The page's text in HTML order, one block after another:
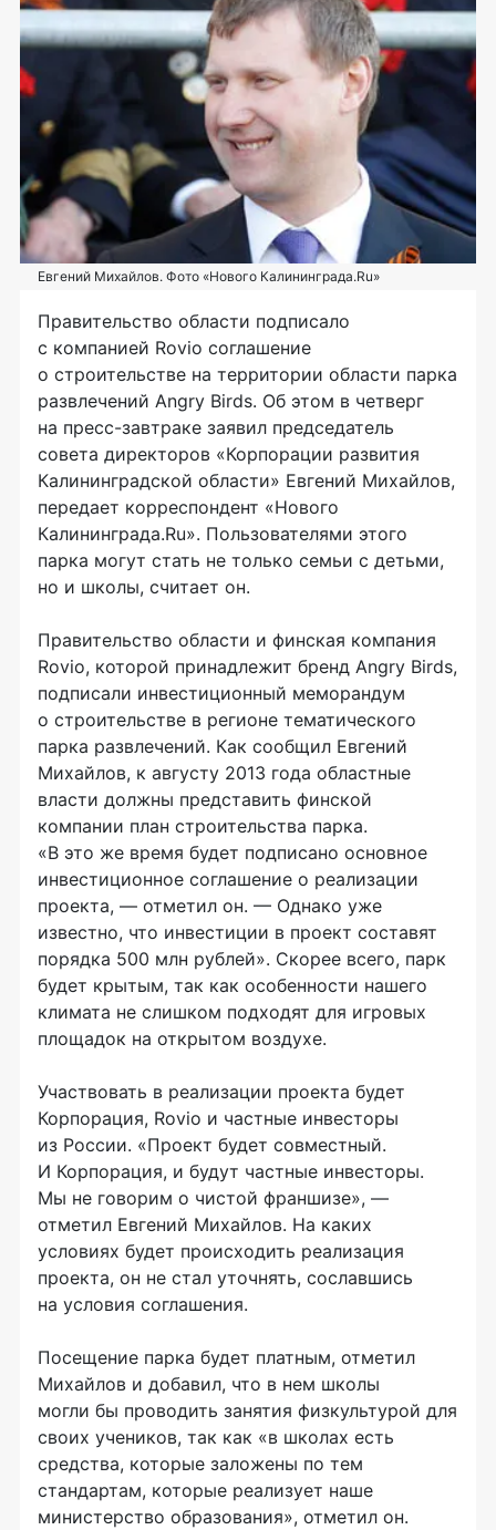
Евгений Михайлов. Фото «Нового Калининграда.Ru»
Правительство области подписало
с компанией Rovio соглашение
о строительстве на территории области парка
развлечений Angry Birds. Об этом в четверг
на пресс-завтраке заявил председатель
совета директоров «Корпорации развития
Калининградской области» Евгений Михайлов,
передает корреспондент «Нового
Калининграда.Ru». Пользователями этого
парка могут стать не только семьи с детьми,
но и школы, считает он.
Правительство области и финская компания
Rovio, которой принадлежит бренд Angry Birds,
подписали инвестиционный меморандум
о строительстве в регионе тематического
парка развлечений. Как сообщил Евгений
Михайлов, к августу 2013 года областные
власти должны представить финской
компании план строительства парка.
«В это же время будет подписано основное
инвестиционное соглашение о реализации
проекта, — отметил он. — Однако уже
известно, что инвестиции в проект составят
порядка 500 млн рублей». Скорее всего, парк
будет крытым, так как особенности нашего
климата не слишком подходят для игровых
площадок на открытом воздухе.
Участвовать в реализации проекта будет
Корпорация, Rovio и частные инвесторы
из России. «Проект будет совместный.
И Корпорация, и будут частные инвесторы.
Мы не говорим о чистой франшизе», —
отметил Евгений Михайлов. На каких
условиях будет происходить реализация
проекта, он не стал уточнять, сославшись
на условия соглашения.
Посещение парка будет платным, отметил
Михайлов и добавил, что в нем школы
могли бы проводить занятия физкультурой для
своих учеников, так как «в школах есть
средства, которые заложены по тем
стандартам, которые реализует наше
министерство образования», отметил он.